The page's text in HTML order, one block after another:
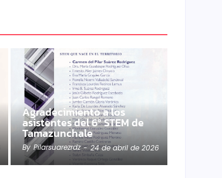
Agradecimiento a los
asistentes del 6º STEM de
Tamazunchale
By Pilarsuarezrdz - 24 de abril de 2026